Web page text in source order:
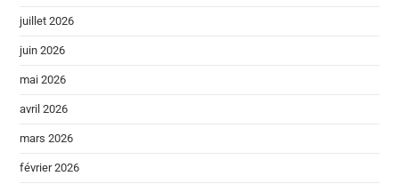
juillet 2026
juin 2026
mai 2026
avril 2026
mars 2026
février 2026